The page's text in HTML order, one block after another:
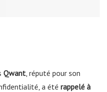
Qwant , réputé pour son
a été rappelé à